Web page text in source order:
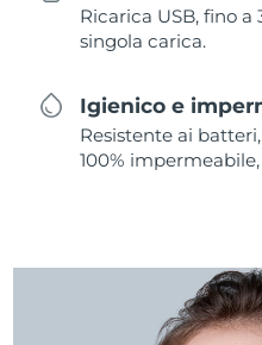
Ricarica USB, fino
singola carica.
Igienico e
Resistente ai
100%